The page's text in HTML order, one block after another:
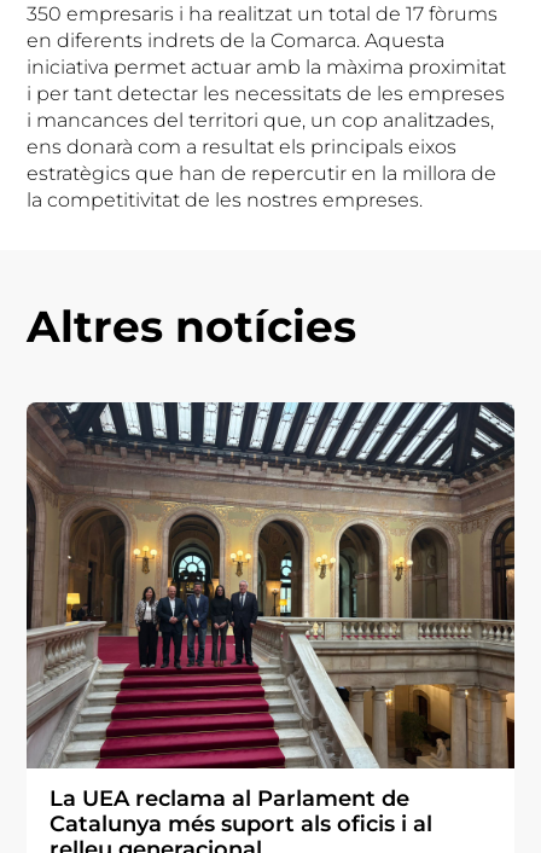
350 empresaris i ha realitzat un total de 17 fòrums
en diferents indrets de la Comarca. Aquesta
iniciativa permet actuar amb la màxima proximitat
i per tant detectar les necessitats de les empreses
i mancances del territori que, un cop analitzades,
ens donarà com a resultat els principals eixos
estratègics que han de repercutir en la millora de
la competitivitat de les nostres empreses.
Altres notícies
La UEA reclama al Parlament de
Catalunya més suport als oficis i al